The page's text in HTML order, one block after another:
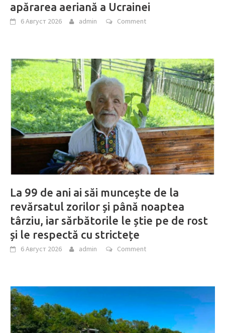
apărarea aeriană a Ucrainei
6 Август 2026 admin Comment
La 99 de ani ai săi muncește de la
revărsatul zorilor și până noaptea
târziu, iar sărbătorile le știe pe de rost
și le respectă cu strictețe
6 Август 2026 admin Comment